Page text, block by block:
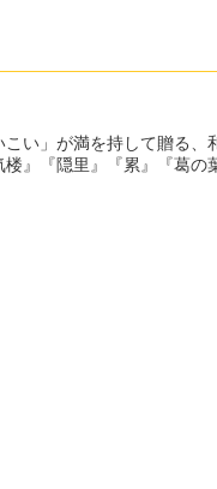
』『隠里』『累』『葛の